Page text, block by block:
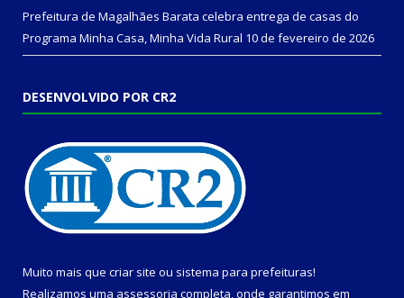
Prefeitura de Magalhães Barata celebra entrega de casas do
Programa Minha Casa, Minha Vida Rural 10 de fevereiro de 2026
DESENVOLVIDO POR CR2
Muito mais que criar site ou sistema para prefeituras!
Realizamos uma assessoria completa, onde garantimos em